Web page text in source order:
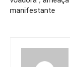
manifestante